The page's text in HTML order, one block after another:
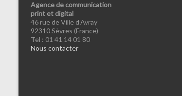
Agence de communication
print et digital
46 rue de Ville d’Avray
92310 Sèvres (France)
Tel : 01 41 14 01 80
Nous contacter